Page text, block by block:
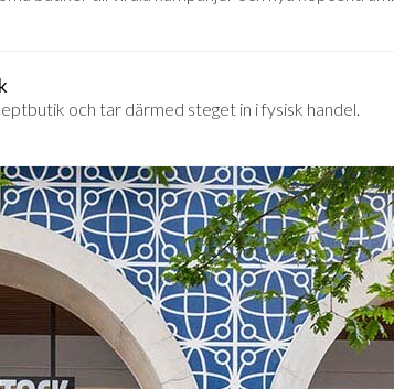
och tar därmed steget in i fysisk handel.